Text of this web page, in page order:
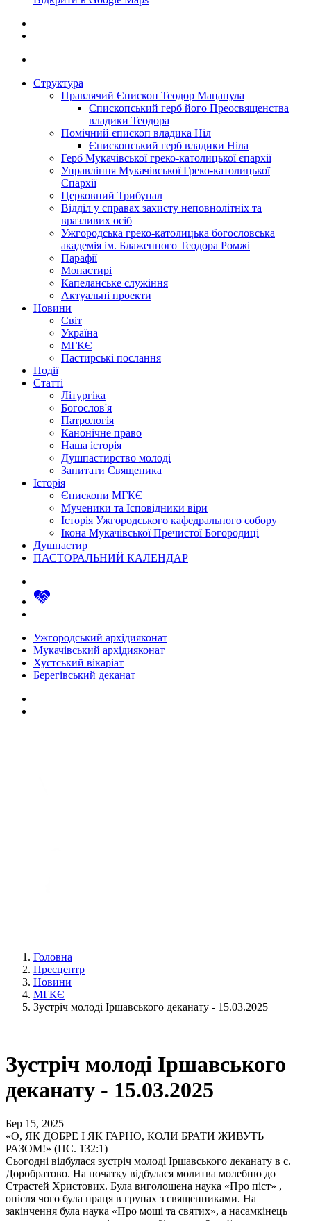
Структура
Правлячий Єпископ Теодор Мацапула
Єпископський герб його Преосвященства
владики Теодора
Помічний єпископ владика Ніл
Єпископський герб владики Ніла
Герб Мукачівської греко-католицької єпархії
Управління Мукачівської Греко-католицької
Єпархії
Церковний Трибунал
Відділ у справах захисту неповнолітніх та
вразливих осіб
Ужгородська греко-католицька богословська
академія ім. Блаженного Теодора Ромжі
Парафії
Монастирі
Капеланське служіння
Актуальні проекти
Новини
Світ
Україна
МГКЄ
Пастирські послання
Події
Статті
Літургіка
Богослов'я
Патрологія
Канонічне право
Наша історія
Душпастирство молоді
Запитати Священика
Історія
Єпископи МГКЄ
Мученики та Ісповідники віри
Історія Ужгородського кафедрального собору
Ікона Мукачівської Пречистої Богородиці
Душпастир
ПАСТОРАЛЬНИЙ КАЛЕНДАР
Ужгородський архідияконат
Мукачівський архідияконат
Хустський вікаріат
Берегівський деканат
Головна
Пресцентр
Новини
МГКЄ
Зустріч молоді Іршавського деканату - 15.03.2025
Зустріч молоді Іршавського
деканату - 15.03.2025
Бер 15, 2025
«О, ЯК ДОБРЕ І ЯК ГАРНО, КОЛИ БРАТИ ЖИВУТЬ
РАЗОМ!» (ПС. 132:1)
Сьогодні відбулася зустріч молоді Іршавського деканату в с.
Доробратово. На початку відбулася молитва молебню до
Страстей Христових. Була виголошена наука «Про піст» ,
опісля чого була праця в групах з священниками. На
закінчення була наука «Про мощі та святих», а насамкінець